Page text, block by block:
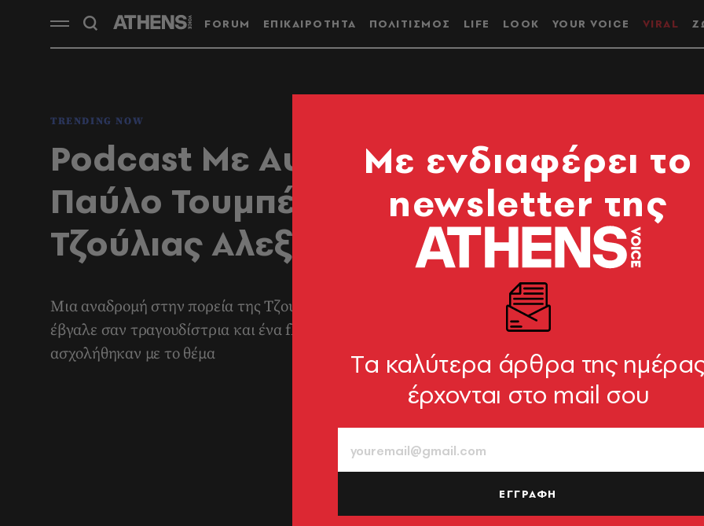
FORUM ΕΠΙΚΑΙΡΟΤΗΤΑ ΠΟΛΙΤΙΣΜΟΣ LIFE LOOK YOUR VOICE VIRAL
TRENDING NOW
Podcast Με Αυτά Μεγαλώσαμε με τον
Παύλο Τουμπέκη | Το DVD της
Τζούλιας Αλεξανδράτου
Mια αναδρομή στην πορεία της Τζούλιας, συνεντεύξεις και δηλώσεις της από τότε, τα hits που
έβγαλε σαν τραγουδίστρια και ένα flashback σε όλες τις εκπομπές και τα δελτία ειδήσεων που
ασχολήθηκαν με το θέμα
Mε ενδιαφέρει το
newsletter της
Tα καλύτερα άρθρα της
έρχονται στο mail σου
ΕΓΓΡΑΦΗ